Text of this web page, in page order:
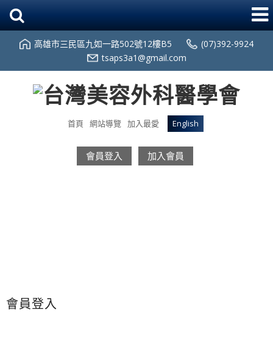
高雄市三民區九如一路502號12樓B5
(07)392-9924
tsaps3a1@gmail.com
首頁 網站導覽 加入最愛 English
會員登入 加入會員
會員登入